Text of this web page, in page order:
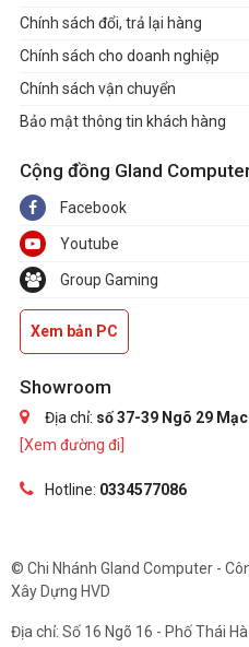
Chính sách đổi, trả lại hàng
Chính sách cho doanh nghiệp
Chính sách vận chuyển
Bảo mật thông tin khách hàng
Cộng đồng Gland
Facebook
Youtube
Group Gaming
Xem bản PC
Showroom
Địa chỉ: số 37-39 Ngõ 29
[Xem đường đi]
Hotline: 0334577086
© Chi Nhánh Gland Computer -
Xây Dựng HVD
Địa chỉ: Số 16 Ngõ 16 - Phố Thái